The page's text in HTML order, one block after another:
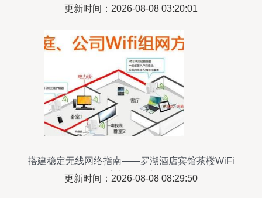
开发经验？计算机房维护服务又是什么？
更新时间：2026-08-08 03:20:01
搭建稳定无线网络指南——罗湖酒店宾馆茶楼WiFi
方案与机房维护
更新时间：2026-08-08 08:29:50